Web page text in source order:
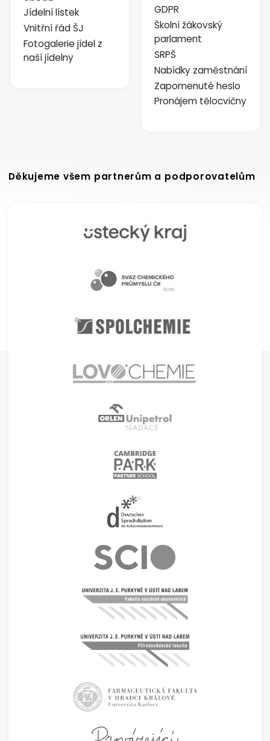
Jídelní lístek
Vnitřní řád ŠJ
Fotogalerie jídel z
naší jídelny
GDPR
Školní žákovský
parlament
SRPŠ
Nabídky zaměstnání
Zapomenuté heslo
Pronájem tělocvičny
Děkujeme všem partnerům a podporovatelům